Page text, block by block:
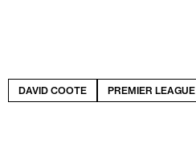
DAVID COOTE PREMIER LEAGUE